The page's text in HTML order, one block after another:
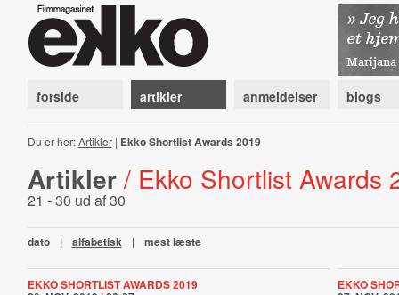
forside artikler anmeldelser blogs
Du er her:Artikler| Ekko Shortlist Awards 2019
Artikler / Ekko Shortlist Awards
21 - 30 ud af 30
dato | alfabetisk | mest læste
EKKO SHORTLIST AWARDS 2019 EKKO